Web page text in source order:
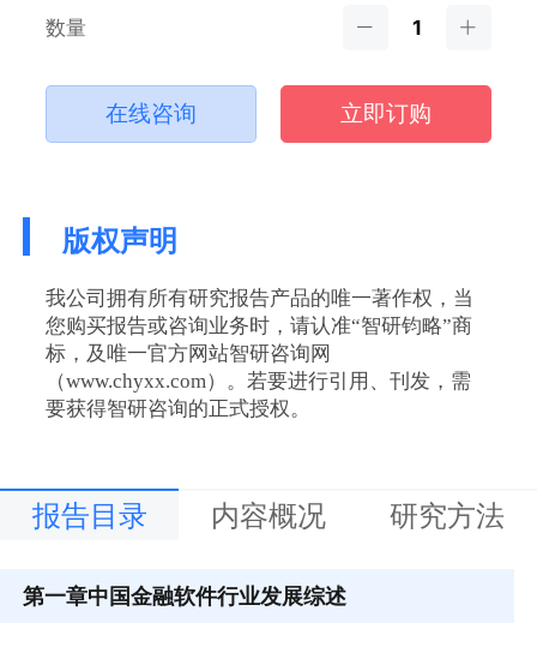
数量
在线咨询 立即订购
版权声明
我公司拥有所有研究报告产品的唯一著作权，当
您购买报告或咨询业务时，请认准“智研钧略”商
标，及唯一官方网站智研咨询网
（www.chyxx.com）。若要进行引用、刊发，需
要获得智研咨询的正式授权。
报告目录 内容概况 研究方法
第一章中国金融软件行业发展综述